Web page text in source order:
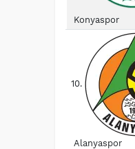
Konyaspor
10.
Alanyaspor